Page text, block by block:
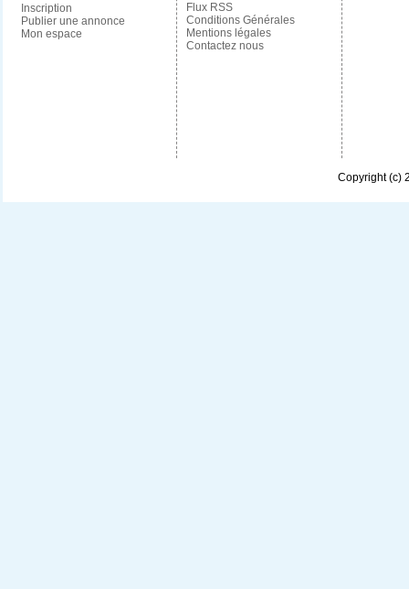
Inscription
Publier une annonce
Mon espace
Flux RSS
Conditions Générales
Mentions légales
Contactez nous
Copyright (c)